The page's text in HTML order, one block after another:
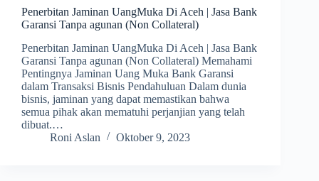
Penerbitan Jaminan UangMuka Di Aceh | Jasa Bank
Garansi Tanpa agunan (Non Collateral)
Penerbitan Jaminan UangMuka Di Aceh | Jasa Bank
Garansi Tanpa agunan (Non Collateral) Memahami
Pentingnya Jaminan Uang Muka Bank Garansi
dalam Transaksi Bisnis Pendahuluan Dalam dunia
bisnis, jaminan yang dapat memastikan bahwa
semua pihak akan mematuhi perjanjian yang telah
dibuat.…
Roni Aslan
Oktober 9, 2023